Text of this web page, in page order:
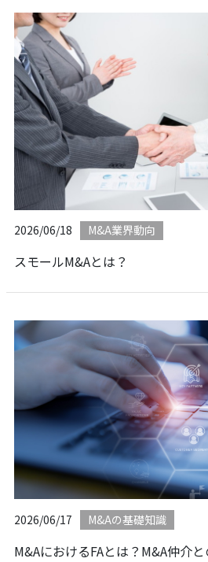
2026/06/18 M&A業界動向
スモールM&Aとは？
2026/06/17 M&Aの基礎知識
M&AにおけるFAとは？M&A仲介